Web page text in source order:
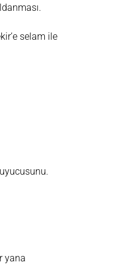
selam ile
yana